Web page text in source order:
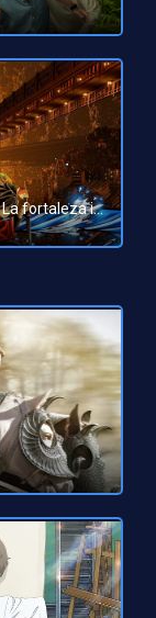
Guardianes de la noche: Kimetsu no Yaiba La fortaleza infinita